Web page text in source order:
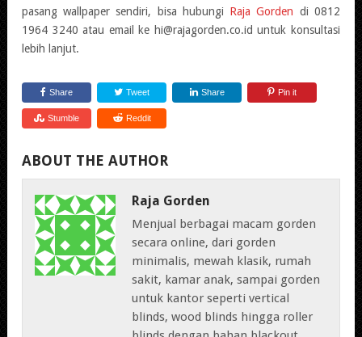
pasang wallpaper sendiri, bisa hubungi Raja Gorden di 0812
1964 3240 atau email ke hi@rajagorden.co.id untuk konsultasi
lebih lanjut.
Share Tweet Share Pin it
Stumble Reddit
ABOUT THE AUTHOR
Raja Gorden
Menjual berbagai macam gorden
secara online, dari gorden
minimalis, mewah klasik, rumah
sakit, kamar anak, sampai gorden
untuk kantor seperti vertical
blinds, wood blinds hingga roller